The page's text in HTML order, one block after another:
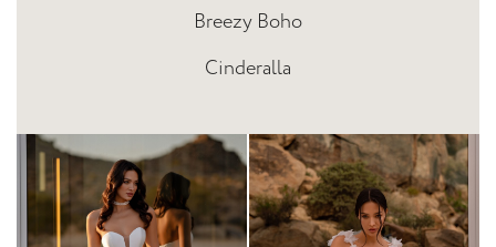
Breezy Boho
Cinderalla